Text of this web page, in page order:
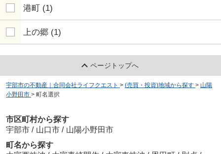
港町 (1)
上の郷 (1)
ページトップへ
宇部市の不動産｜合同会社ライフクエスト > (売買・投資)地域から探す > 山陽
小野田市 > 町名選択
市区町村から探す
宇部市 / 山口市 / 山陽小野田市
町名から探す